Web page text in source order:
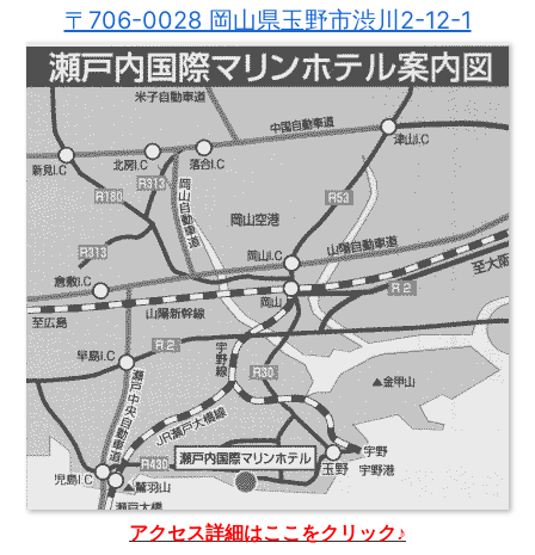
〒706-0028 岡山県玉野市渋川2-12-1
アクセス詳細はここをクリック♪